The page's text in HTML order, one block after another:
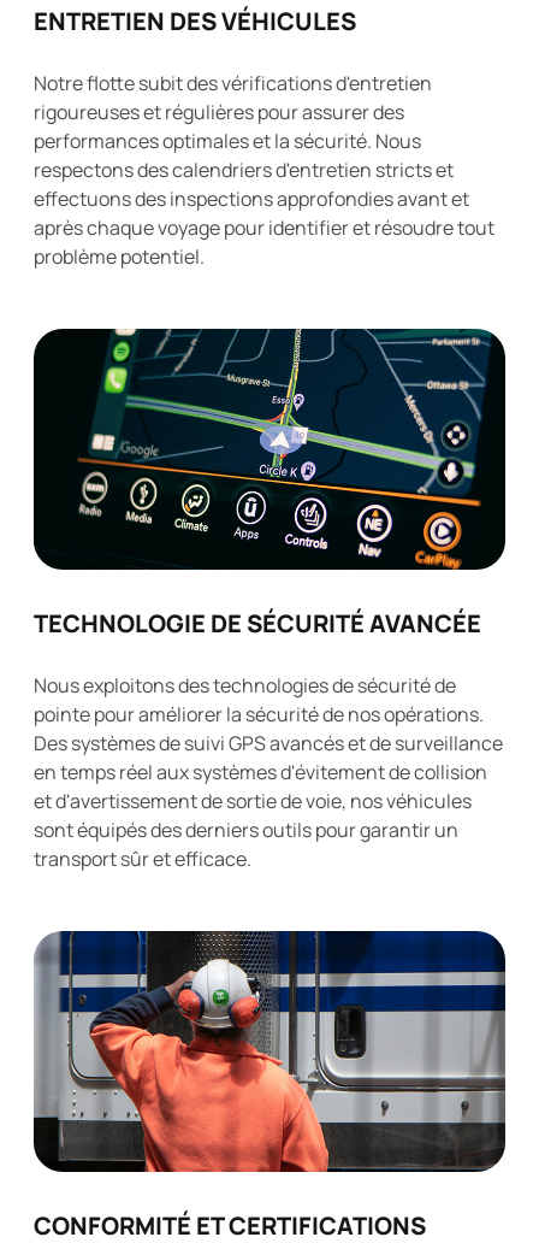
ENTRETIEN DES VÉHICULES
Notre flotte subit des vérifications d'entretien
rigoureuses et régulières pour assurer des
performances optimales et la sécurité. Nous
respectons des calendriers d'entretien stricts et
effectuons des inspections approfondies avant et
après chaque voyage pour identifier et résoudre tout
problème potentiel.
TECHNOLOGIE DE SÉCURITÉ AVANCÉE
Nous exploitons des technologies de sécurité de
pointe pour améliorer la sécurité de nos opérations.
Des systèmes de suivi GPS avancés et de surveillance
en temps réel aux systèmes d'évitement de collision
et d'avertissement de sortie de voie, nos véhicules
sont équipés des derniers outils pour garantir un
transport sûr et efficace.
CONFORMITÉ ET CERTIFICATIONS